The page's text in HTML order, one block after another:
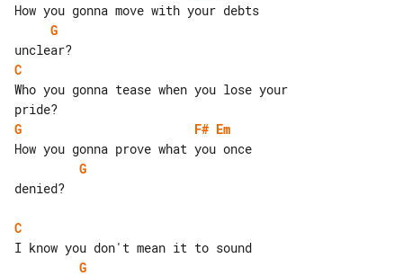
G
C
Who you gonna tease when you lose your
G
F# Em
G
denied?
C
G